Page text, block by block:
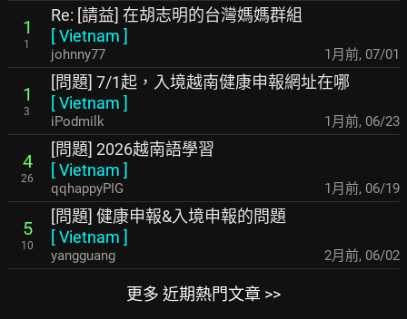
1
1
Re: [請益] 在胡志明的台灣媽媽群組
[Vietnam ]
johnny77 1月前, 07/01
1
3
[問題] 7/1起，入境越南健康申報網址在哪
[Vietnam ]
iPodmilk 1月前, 06/23
4
26
[問題] 2026越南語學習
[Vietnam ]
qqhappyPIG 1月前, 06/19
5
10
[問題] 健康申報&入境申報的問題
[Vietnam ]
yangguang 2月前, 06/02
更多 近期熱門文章 >>